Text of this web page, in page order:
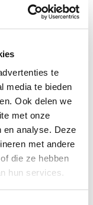
te
media te bieden
Ook delen we
met onze
en analyse. Deze
met andere
die ze hebben
hun services.